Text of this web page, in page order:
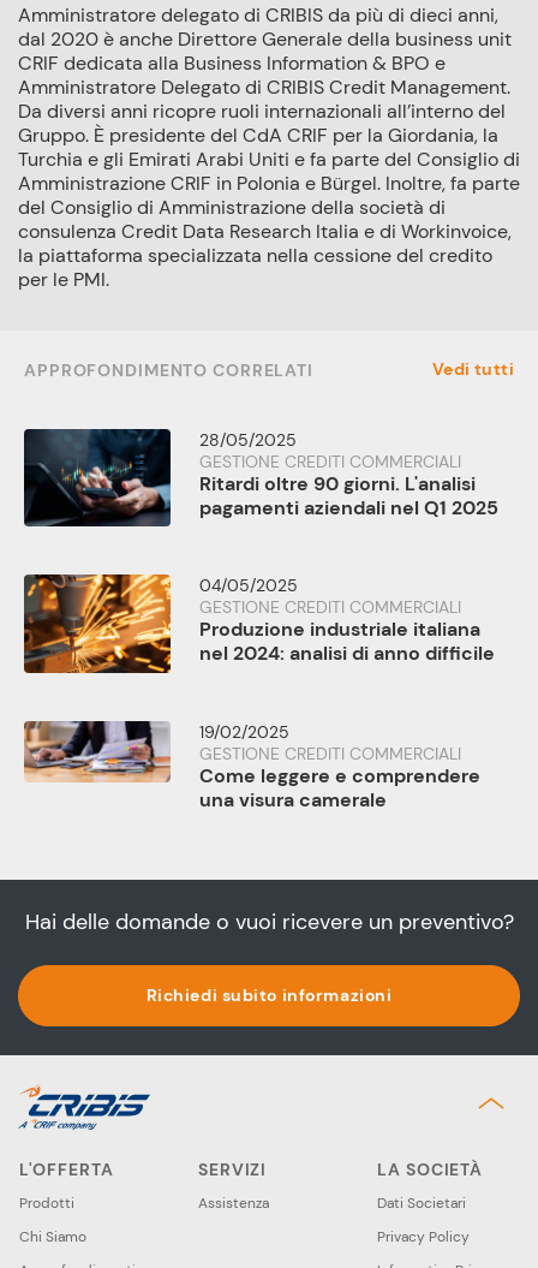
Amministratore delegato di CRIBIS da più di dieci anni,
dal 2020 è anche Direttore Generale della business unit
CRIF dedicata alla Business Information & BPO e
Amministratore Delegato di CRIBIS Credit Management.
Da diversi anni ricopre ruoli internazionali all’interno del
Gruppo. È presidente del CdA CRIF per la Giordania, la
Turchia e gli Emirati Arabi Uniti e fa parte del Consiglio di
Amministrazione CRIF in Polonia e Bürgel. Inoltre, fa parte
del Consiglio di Amministrazione della società di
consulenza Credit Data Research Italia e di Workinvoice,
la piattaforma specializzata nella cessione del credito
per le PMI.
APPROFONDIMENTO CORRELATI Vedi tutti
28/05/2025
GESTIONE CREDITI COMMERCIALI
Ritardi oltre 90 giorni. L'analisi
pagamenti aziendali nel Q1 2025
04/05/2025
GESTIONE CREDITI COMMERCIALI
Produzione industriale italiana
nel 2024: analisi di anno difficile
19/02/2025
GESTIONE CREDITI COMMERCIALI
Come leggere e comprendere
una visura camerale
Hai delle domande o vuoi ricevere un preventivo?
Richiedi subito informazioni
L'OFFERTA
Prodotti
Chi Siamo
SERVIZI
Assistenza
LA SOCIETÀ
Dati Societari
Privacy Policy